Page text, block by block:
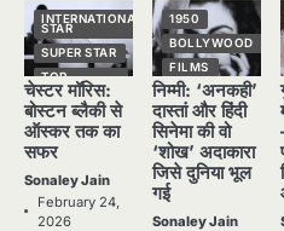
3
जब एक
The Last
Sonaley Jain
4
“क्या आपने वो
के पहले सपने
Freedom!
Sonaley Jain
INTERNATIONAL
STAR
SUPER STAR
TOP
STORIES
चेस्टर मॉरिस:
बोस्टन ब्लैकी से
ऑस्कर तक का
सफर
Sonaley Jain
February 24,
2026
1950
BOLLYWOOD
FILMS
HINDI
NATIONAL
STAR
POPULAR
SUPER STAR
TOP
निम्मी: ‘अनकही’
दास्तां और हिंदी
सिनेमा की वो
‘शोख’ अदाकारा
जिसे दुनिया भूल
गई
Sonaley Jain